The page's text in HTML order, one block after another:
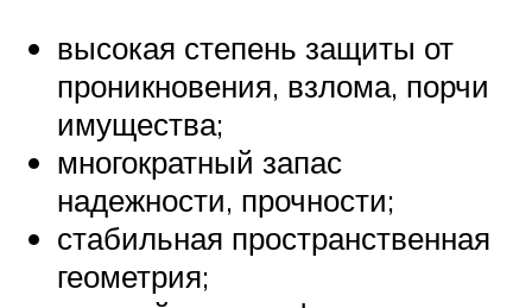
высокая степень защиты от
проникновения, взлома, порчи
имущества;
многократный запас
надежности, прочности;
стабильная пространственная
геометрия;